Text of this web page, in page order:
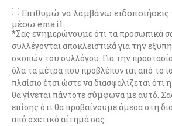
Επιθυμώ να λαμβάνω ειδοποιήσεις
μέσω email.
*Σας ενημερώνουμε ότι τα προσωπικά
συλλέγονται αποκλειστικά για την
σκοπών του συλλόγου. Για την
όλα τα μέτρα που προβλέπονται από το
πλαίσιο έτσι ώστε να διασφαλίζεται ότι
θα γίνεται πάντοτε σύμφωνα με αυτό.
επίσης ότι θα προβαίνουμε άμεσα στη
από σχετικό αίτημά σας.